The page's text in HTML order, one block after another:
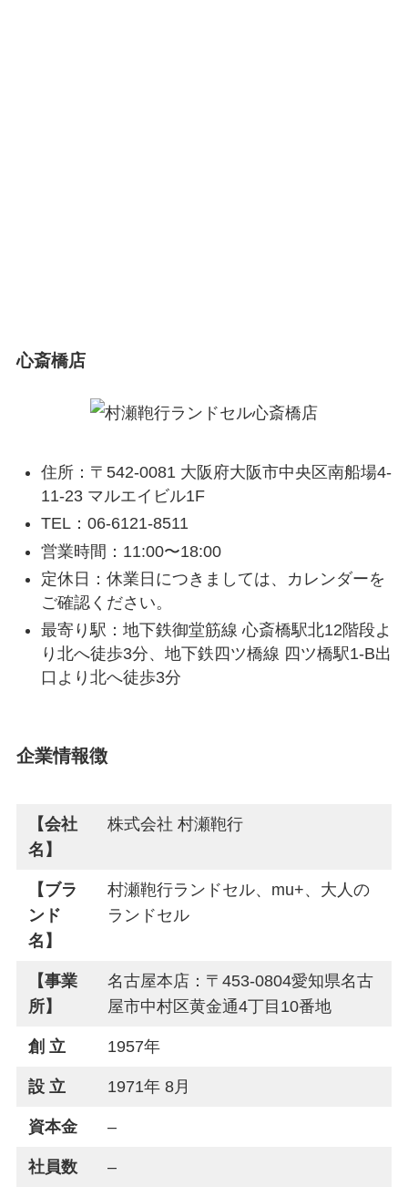
心斎橋店
住所：〒542-0081 大阪府大阪市中央区南船場4-
11-23 マルエイビル1F
TEL：06-6121-8511
営業時間：11:00〜18:00
定休日：休業日につきましては、カレンダーを
ご確認ください。
最寄り駅：地下鉄御堂筋線 心斎橋駅北12階段よ
り北へ徒歩3分、地下鉄四ツ橋線 四ツ橋駅1-B出
口より北へ徒歩3分
企業情報徴
【会社
名】
株式会社 村瀬鞄行
【ブラ
ンド
名】
村瀬鞄行ランドセル、mu+、大人の
ランドセル
【事業
所】
名古屋本店：〒453-0804愛知県名古
屋市中村区黄金通4丁目10番地
創 立 1957年
設 立 1971年 8月
資本金 –
社員数 –